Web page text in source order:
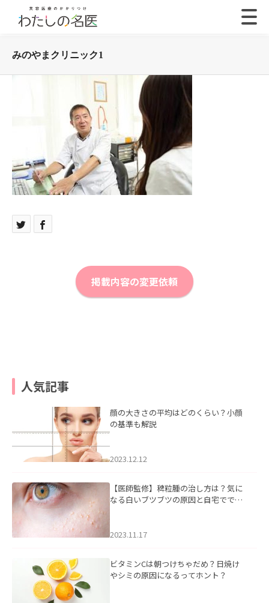
みのやまクリニック1
掲載内容の変更依頼
人気記事
顔の大きさの平均はどのくらい？小顔
の基準も解説
2023.12.12
【医師監修】稗粒腫の治し方は？気に
なる白いブツブツの原因と自宅ででき
2023.11.17
ビタミンCは朝つけちゃだめ？日焼け
やシミの原因になるってホント？